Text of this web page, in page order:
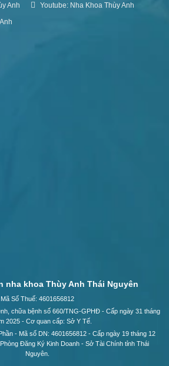
Anh
Youtube: Nha Khoa Thùy Anh
nha khoa Thùy Anh Thái Nguyên
Mã Số Thuế: 4601656812
chữa bệnh số 660/TNG-GPHĐ - Cấp ngày 31 tháng
2025 - Cơ quan cấp: Sở Y Tế.
- Mã số DN: 4601656812 - Cấp ngày 19 tháng 12
Đăng Ký Kinh Doanh - Sở Tài Chính tỉnh Thái
Nguyên.